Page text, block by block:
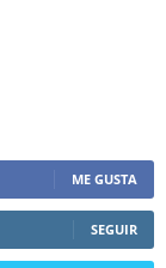
ME GUSTA
SEGUIR